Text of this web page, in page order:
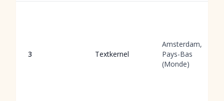
3 Textkernel
Amsterdam,
Pays-Bas
(Monde)